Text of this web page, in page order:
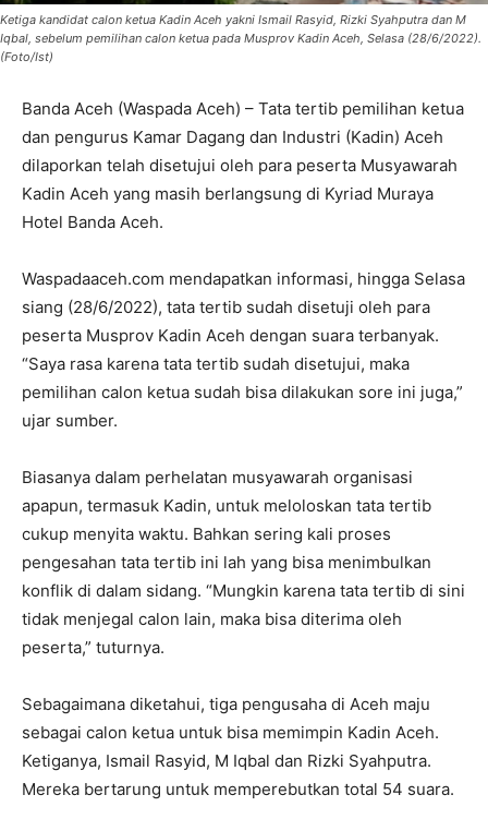
Ketiga kandidat calon ketua Kadin Aceh yakni Ismail Rasyid, Rizki Syahputra dan M
Iqbal, sebelum pemilihan calon ketua pada Musprov Kadin Aceh, Selasa (28/6/2022).
(Foto/Ist)
Banda Aceh (Waspada Aceh) – Tata tertib pemilihan ketua
dan pengurus Kamar Dagang dan Industri (Kadin) Aceh
dilaporkan telah disetujui oleh para peserta Musyawarah
Kadin Aceh yang masih berlangsung di Kyriad Muraya
Hotel Banda Aceh.
Waspadaaceh.com mendapatkan informasi, hingga Selasa
siang (28/6/2022), tata tertib sudah disetuji oleh para
peserta Musprov Kadin Aceh dengan suara terbanyak.
“Saya rasa karena tata tertib sudah disetujui, maka
pemilihan calon ketua sudah bisa dilakukan sore ini juga,”
ujar sumber.
Biasanya dalam perhelatan musyawarah organisasi
apapun, termasuk Kadin, untuk meloloskan tata tertib
cukup menyita waktu. Bahkan sering kali proses
pengesahan tata tertib ini lah yang bisa menimbulkan
konflik di dalam sidang. “Mungkin karena tata tertib di sini
tidak menjegal calon lain, maka bisa diterima oleh
peserta,” tuturnya.
Sebagaimana diketahui, tiga pengusaha di Aceh maju
sebagai calon ketua untuk bisa memimpin Kadin Aceh.
Ketiganya, Ismail Rasyid, M Iqbal dan Rizki Syahputra.
Mereka bertarung untuk memperebutkan total 54 suara.